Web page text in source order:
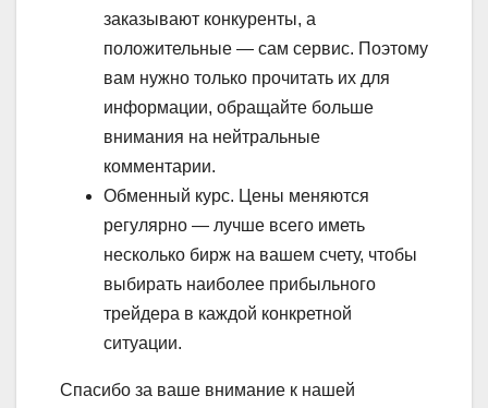
заказывают конкуренты, а
положительные — сам сервис. Поэтому
вам нужно только прочитать их для
информации, обращайте больше
внимания на нейтральные
комментарии.
Обменный курс. Цены меняются
регулярно — лучше всего иметь
несколько бирж на вашем счету, чтобы
выбирать наиболее прибыльного
трейдера в каждой конкретной
ситуации.
Спасибо за ваше внимание к нашей